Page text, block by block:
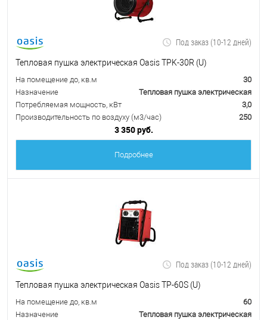
Под заказ (10-12 дней)
Тепловая пушка электрическая Oasis TPK-30R (U)
На помещение до, кв.м
30
Назначение
Тепловая пушка электрическая
Потребляемая мощность, кВт
3,0
Производительность по воздуху (м3/час)
250
3 350 руб.
Подробнее
Под заказ (10-12 дней)
Тепловая пушка электрическая Oasis TP-60S (U)
На помещение до, кв.м
60
Назначение
Тепловая пушка электрическая